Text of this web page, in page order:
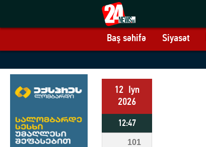
Baş səhifə Siyasət
12 Iyn
2026
12:47
101